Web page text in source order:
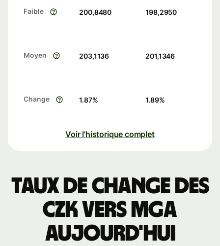
Faible 200,8480 198,2950
Moyen 203,1136 201,1346
Change 1.87% 1.89%
Voir l'historique complet
Taux de change des
CZK vers MGA
aujourd'hui